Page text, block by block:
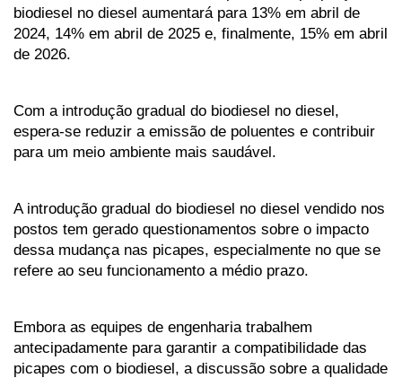
biodiesel no diesel aumentará para 13% em abril de
2024, 14% em abril de 2025 e, finalmente, 15% em abril
de 2026.
Com a introdução gradual do biodiesel no diesel,
espera-se reduzir a emissão de poluentes e contribuir
para um meio ambiente mais saudável.
A introdução gradual do biodiesel no diesel vendido nos
postos tem gerado questionamentos sobre o impacto
dessa mudança nas picapes, especialmente no que se
refere ao seu funcionamento a médio prazo.
Embora as equipes de engenharia trabalhem
antecipadamente para garantir a compatibilidade das
picapes com o biodiesel, a discussão sobre a qualidade